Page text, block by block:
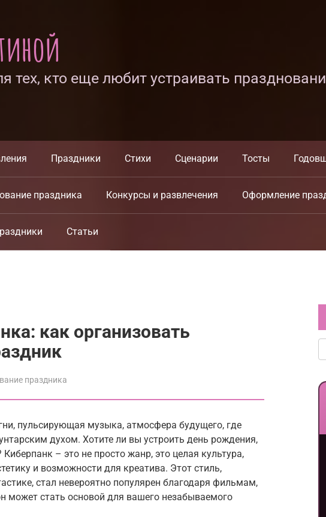
тех, кто еще любит устраивать
Праздники Стихи Сценарии Тосты
праздника Конкурсы и развлечения Оформление
Статьи
как организовать
праздника
пульсирующая музыка, атмосфера будущего, где
духом. Хотите ли вы устроить день рождения,
– это не просто жанр, это целая культура,
и возможности для креатива. Этот стиль,
стал невероятно популярен благодаря фильмам,
может стать основой для вашего незабываемого